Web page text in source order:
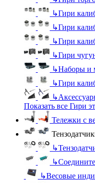
↳Гири
↳Гири
↳Гири
↳Гири
↳Наборы и
↳Гири
↳
Показать все Гири
Тележки с
↳
↳
↳Весовые